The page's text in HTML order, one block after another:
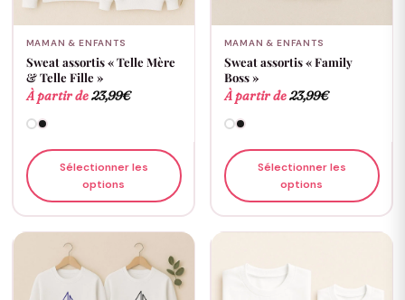
MAMAN & ENFANTS
Sweat assortis « Telle Mère
& Telle Fille »
À partir de23,99€
Sélectionner les
options
MAMAN & ENFANTS
Sweat assortis « Family
Boss »
À partir de23,99€
Sélectionner les
options